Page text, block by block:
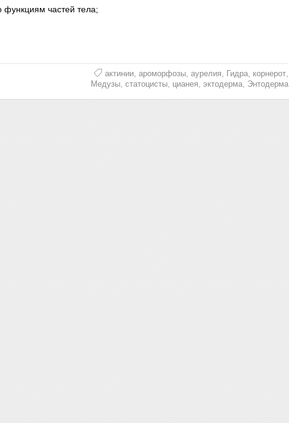
частей тела;
актинии, ароморфозы, аурелия Гидра, корнерот,
Медузы, статоцисты, цианея эктодерма, Энтодерма